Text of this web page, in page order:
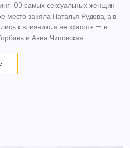
100 самых сексуальных женщин
место заняла Наталья Рудова, а в
к влиянию, а не красоте — в
и Анна Чиповская.